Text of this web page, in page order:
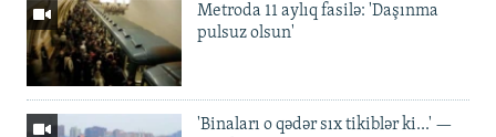
Metroda 11 aylıq fasilə: 'Daşınma
pulsuz olsun'
'Binaları o qədər sıx tikiblər ki...' —